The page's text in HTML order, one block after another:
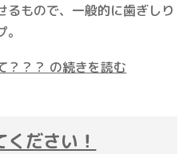
るもので、一般的に歯ぎしり
？？？ の続きを読む
ださい！